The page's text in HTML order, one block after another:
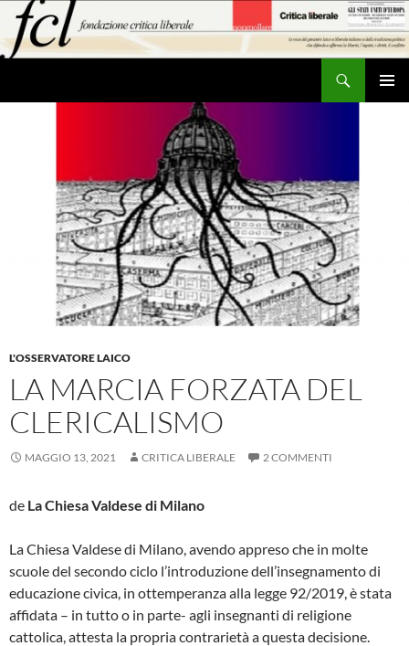
contenuto
L'OSSERVATORE LAICO
LA MARCIA FORZATA DEL
CLERICALISMO
MAGGIO 13, 2021 CRITICA LIBERALE 2 COMMENTI
de La Chiesa Valdese di Milano
La Chiesa Valdese di Milano, avendo appreso che in molte
scuole del secondo ciclo l’introduzione dell’insegnamento di
educazione civica, in ottemperanza alla legge 92/2019, è stata
affidata – in tutto o in parte- agli insegnanti di religione
cattolica, attesta la propria contrarietà a questa decisione.